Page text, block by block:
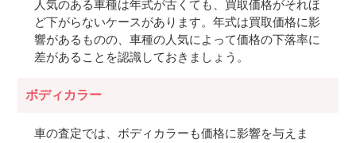
人気のある車種は年式が古くても、買取価格がそれほ
ど下がらないケースがあります。年式は買取価格に影
響があるものの、車種の人気によって価格の下落率に
差があることを認識しておきましょう。
ボディカラー
車の査定では、ボディカラーも価格に影響を与えま